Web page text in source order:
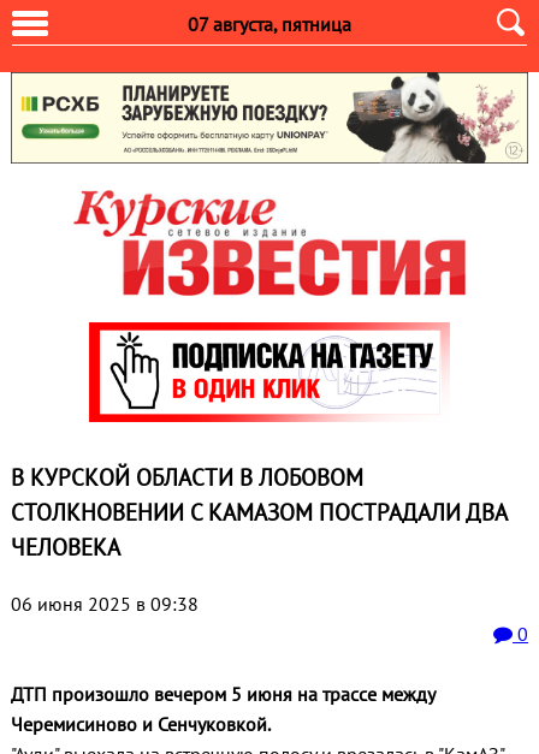
07 августа, пятница
В КУРСКОЙ ОБЛАСТИ В ЛОБОВОМ
СТОЛКНОВЕНИИ С КАМАЗОМ ПОСТРАДАЛИ ДВА
ЧЕЛОВЕКА
06 июня 2025 в 09:38
0
ДТП произошло вечером 5 июня на трассе между
Черемисиново и Сенчуковкой.